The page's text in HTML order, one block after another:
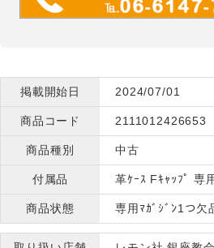
掲載開始日 2024/07/01
商品コード 2111012426653
商品種別 中古
付属品 革ｹｰｽ Fｷｬｯﾌﾟ 専
商品状態 専用ﾏｶﾞｼﾞﾝ1つ欠